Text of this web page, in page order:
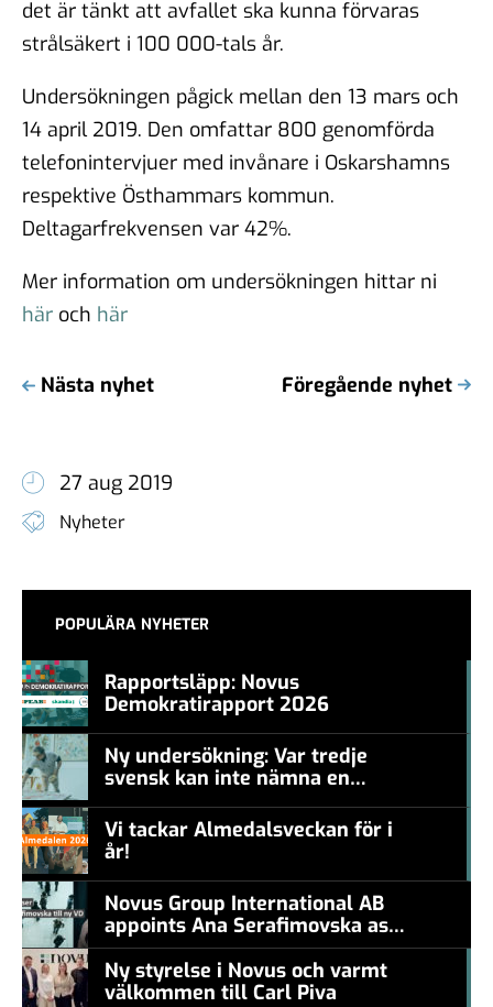
det är tänkt att avfallet ska kunna förvaras
strålsäkert i 100 000-tals år.
Undersökningen pågick mellan den 13 mars och
14 april 2019. Den omfattar 800 genomförda
telefonintervjuer med invånare i Oskarshamns
respektive Östhammars kommun.
Deltagarfrekvensen var 42%.
Mer information om undersökningen hittar ni
här och här
Nästa nyhet Föregående nyhet
27 aug 2019
Nyheter
POPULÄRA NYHETER
Rapportsläpp: Novus
Demokratirapport 2026
Ny undersökning: Var tredje
svensk kan inte nämna en
levande konstnär
Vi tackar Almedalsveckan för i
år!
Novus Group International AB
appoints Ana Serafimovska as
new CEO
Ny styrelse i Novus och varmt
välkommen till Carl Piva